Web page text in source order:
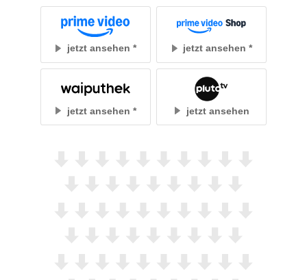
jetzt ansehen jetzt ansehen
jetzt ansehen jetzt ansehen